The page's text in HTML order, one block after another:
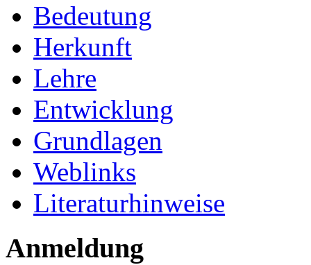
Bedeutung
Herkunft
Lehre
Entwicklung
Grundlagen
Weblinks
Literaturhinweise
Anmeldung